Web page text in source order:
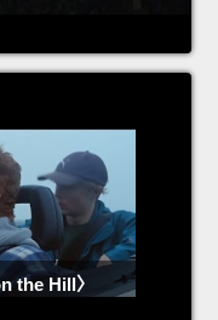
the Hill〉